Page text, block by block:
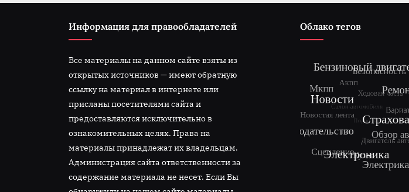
Информация для правообладателей
Все материалы на данном сайте взяты из
открытых источников — имеют обратную
ссылку на материал в интернете или
присланы посетителями сайта и
предоставляются исключительно в
ознакомительных целях. Права на
материалы принадлежат их владельцам.
Администрация сайта ответственности за
содержание материала не несет. Если Вы
Облако тегов